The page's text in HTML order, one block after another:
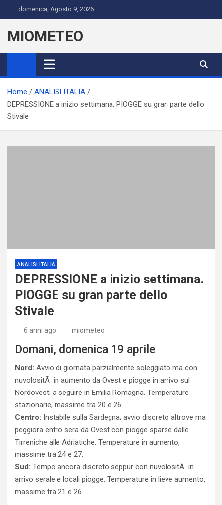
to
content
domenica, Agosto 9, 2026
MIOMETEO
Home
ANALISI ITALIA
DEPRESSIONE a inizio settimana. PIOGGE su gran parte dello
Stivale
ANALISI ITALIA
DEPRESSIONE a inizio settimana.
PIOGGE su gran parte dello
Stivale
6 anni ago miometeo
Domani, domenica 19 aprile
Nord: Avvio di giornata parzialmente soleggiato ma con
nuvolositÃ in aumento da Ovest e piogge in arrivo sul
Nordovest; a seguire in Emilia Romagna. Temperature
stazionarie, massime tra 20 e 26.
Centro: Instabile sulla Sardegna; avvio discreto altrove ma
peggiora entro sera da Ovest con piogge sparse dalle
Tirreniche alle Adriatiche. Temperature in aumento,
massime tra 24 e 27.
Sud: Tempo ancora discreto seppur con nuvolositÃ in
arrivo serale e locali piogge. Temperature in lieve aumento,
massime tra 21 e 26.